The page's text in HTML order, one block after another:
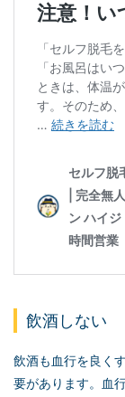
飲酒しない
飲酒も血行を良く
要があります。血